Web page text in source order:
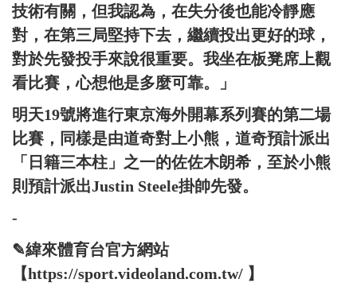
技術有關，但我認為，在失分後也能冷靜應
對，在第三局堅持下去，繼續投出更好的球，
對於先發投手來說很重要。我坐在板凳席上觀
看比賽，心想他是多麼可靠。」
明天19號將進行東京海外開幕系列賽的第二場
比賽，同樣是由道奇對上小熊，道奇預計派出
「日籍三本柱」之一的佐佐木朗希，至於小熊
則預計派出Justin Steele掛帥先發。
-
✎緯來體育台官方網站
【https://sport.videoland.com.tw/ 】